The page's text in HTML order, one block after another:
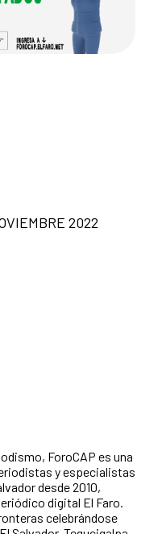
ForoCAP es una
y especialistas
desde 2010,
digital El Faro.
celebrándose
2022